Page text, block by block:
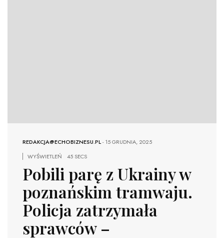
REDAKCJA@ECHOBIZNESU.PL-15 GRUDNIA, 2025
WYŚWIETLEŃ
45 SECS
Pobili parę z Ukrainy w
poznańskim tramwaju.
Policja zatrzymała
sprawców –